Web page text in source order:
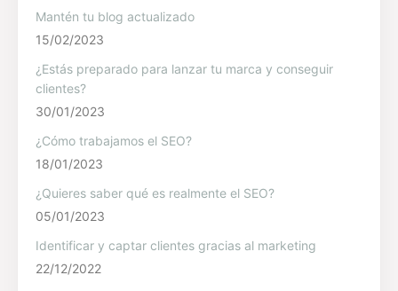
Mantén tu blog actualizado
15/02/2023
¿Estás preparado para lanzar tu marca y conseguir
clientes?
30/01/2023
¿Cómo trabajamos el SEO?
18/01/2023
¿Quieres saber qué es realmente el SEO?
05/01/2023
Identificar y captar clientes gracias al marketing
22/12/2022